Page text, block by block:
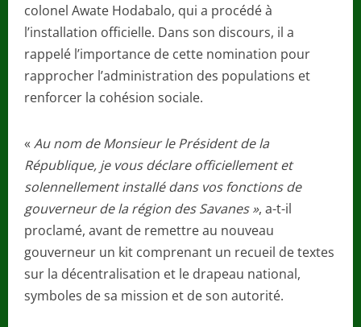
colonel Awate Hodabalo, qui a procédé à
l’installation officielle. Dans son discours, il a
rappelé l’importance de cette nomination pour
rapprocher l’administration des populations et
renforcer la cohésion sociale.
« Au nom de Monsieur le Président de la
République, je vous déclare officiellement et
solennellement installé dans vos fonctions de
gouverneur de la région des Savanes », a-t-il
proclamé, avant de remettre au nouveau
gouverneur un kit comprenant un recueil de textes
sur la décentralisation et le drapeau national,
symboles de sa mission et de son autorité.